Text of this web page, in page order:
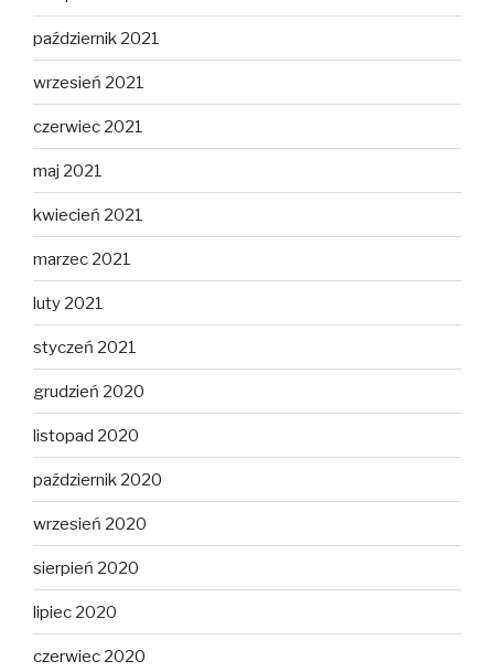
październik 2021
wrzesień 2021
czerwiec 2021
maj 2021
kwiecień 2021
marzec 2021
luty 2021
styczeń 2021
grudzień 2020
listopad 2020
październik 2020
wrzesień 2020
sierpień 2020
lipiec 2020
czerwiec 2020